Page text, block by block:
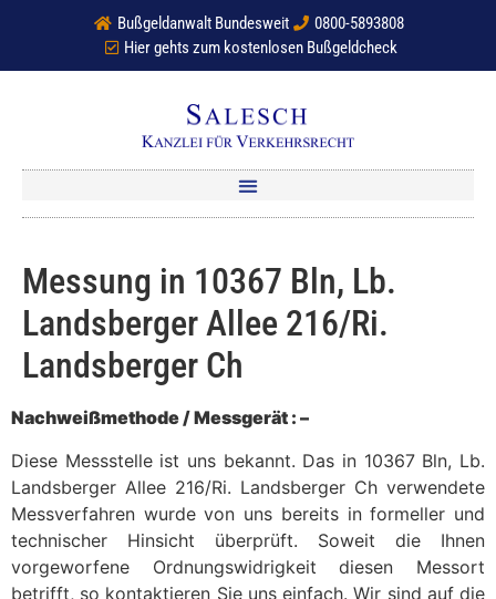
Bußgeldanwalt Bundesweit
0800-5893808
Hier gehts zum kostenlosen Bußgeldcheck
Messung in 10367 Bln, Lb.
Landsberger Allee 216/Ri.
Landsberger Ch
Nachweißmethode / Messgerät : –
Diese Messstelle ist uns bekannt. Das in 10367 Bln, Lb.
Landsberger Allee 216/Ri. Landsberger Ch verwendete
Messverfahren wurde von uns bereits in formeller und
technischer Hinsicht überprüft. Soweit die Ihnen
vorgeworfene Ordnungswidrigkeit diesen Messort
betrifft, so kontaktieren Sie uns einfach. Wir sind auf die